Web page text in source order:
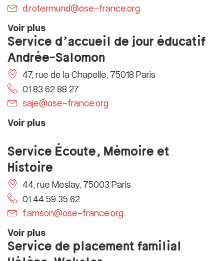
d.rotermund@ose-france.org
Voir plus
Service d’accueil de jour éducatif
Andrée-Salomon
47, rue de la Chapelle, 75018 Paris
01 83 62 88 27
saje@ose-france.org
Voir plus
Service Écoute, Mémoire et
Histoire
44, rue Meslay, 75003 Paris
01 44 59 35 62
f.amson@ose-france.org
Voir plus
Service de placement familial